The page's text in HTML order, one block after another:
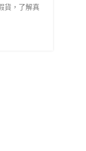
貨，了解真